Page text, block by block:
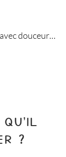
douceur…
?